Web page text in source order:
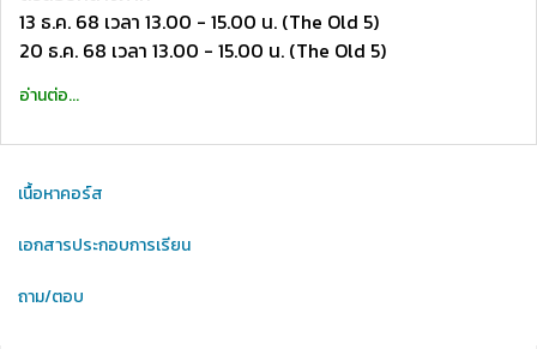
13 ธ.ค. 68 เวลา 13.00 - 15.00 น. (The Old 5)
20 ธ.ค. 68 เวลา 13.00 - 15.00 น. (The Old 5)
อ่านต่อ...
เนื้อหาคอร์ส
เอกสารประกอบการเรียน
ถาม/ตอบ